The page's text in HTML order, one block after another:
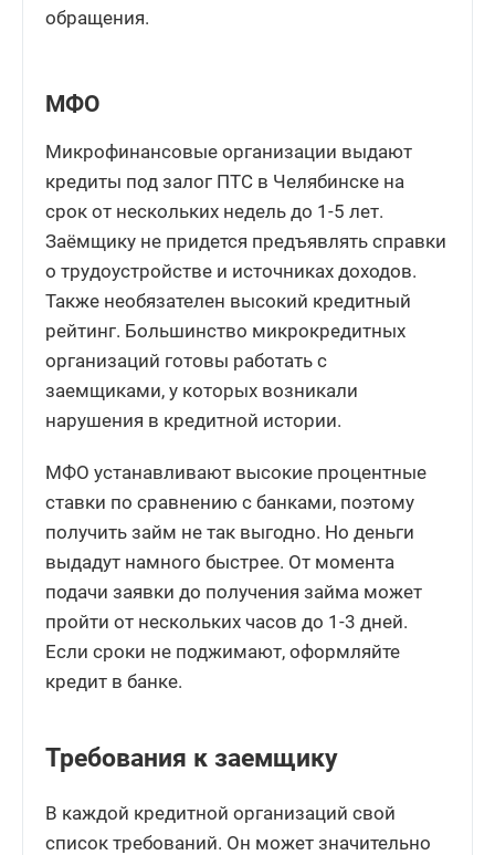
обращения.
МФО
Микрофинансовые организации выдают
кредиты под залог ПТС в Челябинске на
срок от нескольких недель до 1-5 лет.
Заёмщику не придется предъявлять справки
о трудоустройстве и источниках доходов.
Также необязателен высокий кредитный
рейтинг. Большинство микрокредитных
организаций готовы работать с
заемщиками, у которых возникали
нарушения в кредитной истории.
МФО устанавливают высокие процентные
ставки по сравнению с банками, поэтому
получить займ не так выгодно. Но деньги
выдадут намного быстрее. От момента
подачи заявки до получения займа может
пройти от нескольких часов до 1-3 дней.
Если сроки не поджимают, оформляйте
кредит в банке.
Требования к заемщику
В каждой кредитной организаций свой
список требований. Он может значительно